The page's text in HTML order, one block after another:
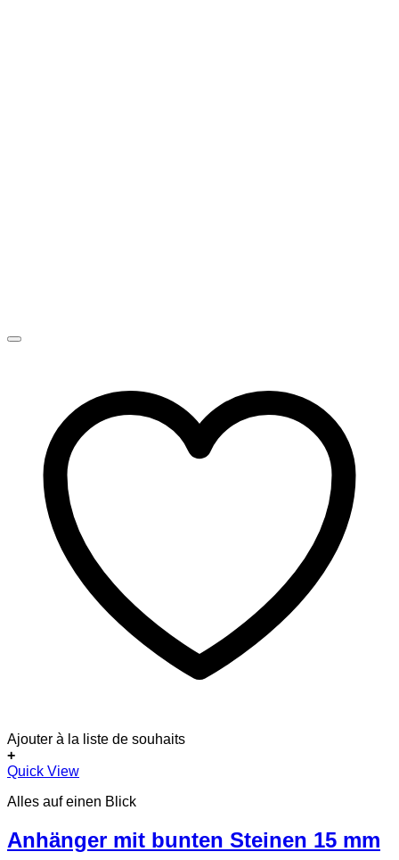
Ajouter à la liste de souhaits
+
Dieses
weist
Varianten
auf.
Quick View
Alles auf einen Blick
Anhänger mit bunten Steinen 15 mm